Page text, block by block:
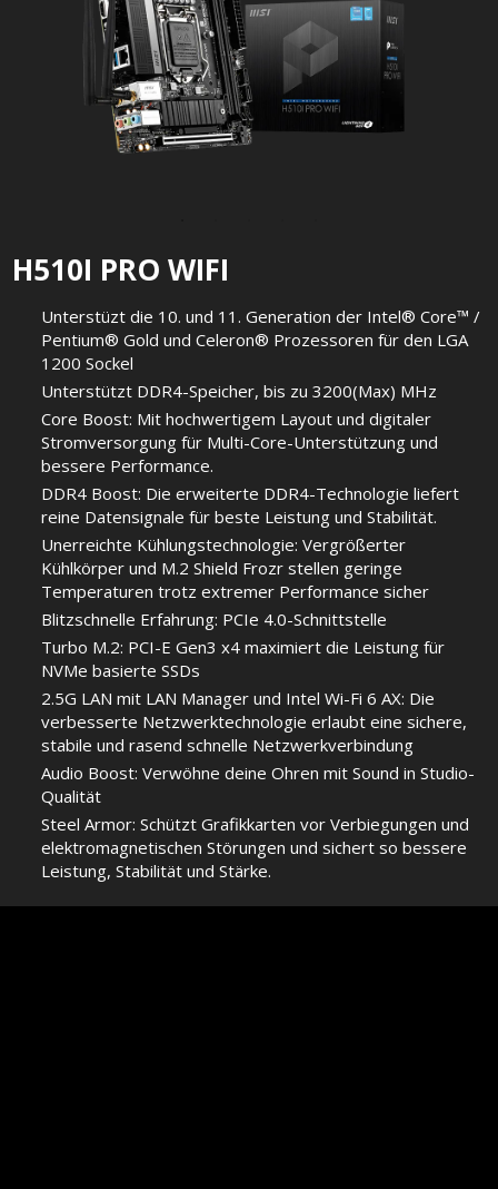
H510I PRO WIFI
Unterstüzt die 10. und 11. Generation der Intel® Core™ /
Pentium® Gold und Celeron® Prozessoren für den LGA
1200 Sockel
Unterstützt DDR4-Speicher, bis zu 3200(Max) MHz
Core Boost: Mit hochwertigem Layout und digitaler
Stromversorgung für Multi-Core-Unterstützung und
bessere Performance.
DDR4 Boost: Die erweiterte DDR4-Technologie liefert
reine Datensignale für beste Leistung und Stabilität.
Unerreichte Kühlungstechnologie: Vergrößerter
Kühlkörper und M.2 Shield Frozr stellen geringe
Temperaturen trotz extremer Performance sicher
Blitzschnelle Erfahrung: PCIe 4.0-Schnittstelle
Turbo M.2: PCI-E Gen3 x4 maximiert die Leistung für
NVMe basierte SSDs
2.5G LAN mit LAN Manager und Intel Wi-Fi 6 AX: Die
verbesserte Netzwerktechnologie erlaubt eine sichere,
stabile und rasend schnelle Netzwerkverbindung
Audio Boost: Verwöhne deine Ohren mit Sound in Studio-
Qualität
Steel Armor: Schützt Grafikkarten vor Verbiegungen und
elektromagnetischen Störungen und sichert so bessere
Leistung, Stabilität und Stärke.